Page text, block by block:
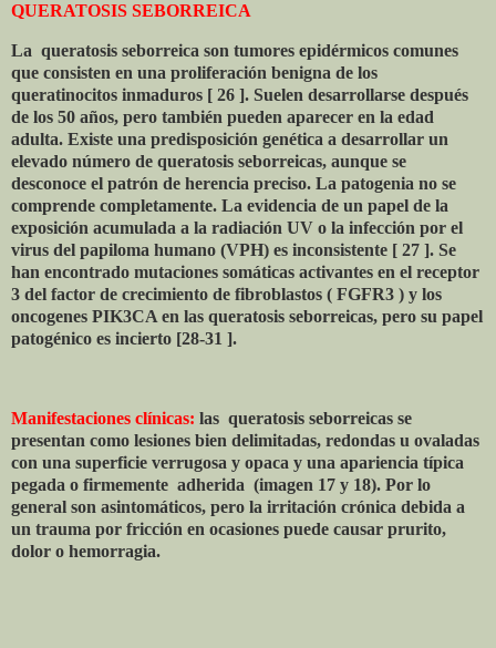
QUERATOSIS SEBORREICA
La queratosis seborreica son tumores epidérmicos comunes
que consisten en una proliferación benigna de los
queratinocitos inmaduros [ 26 ]. Suelen desarrollarse después
de los 50 años, pero también pueden aparecer en la edad
adulta. Existe una predisposición genética a desarrollar un
elevado número de queratosis seborreicas, aunque se
desconoce el patrón de herencia preciso. La patogenia no se
comprende completamente. La evidencia de un papel de la
exposición acumulada a la radiación UV o la infección por el
virus del papiloma humano (VPH) es inconsistente [ 27 ]. Se
han encontrado mutaciones somáticas activantes en el receptor
3 del factor de crecimiento de fibroblastos ( FGFR3 ) y los
oncogenes PIK3CA en las queratosis seborreicas, pero su papel
patogénico es incierto [28-31 ].
Manifestaciones clínicas: las queratosis seborreicas se
presentan como lesiones bien delimitadas, redondas u ovaladas
con una superficie verrugosa y opaca y una apariencia típica
pegada o firmemente adherida (imagen 17 y 18). Por lo
general son asintomáticos, pero la irritación crónica debida a
un trauma por fricción en ocasiones puede causar prurito,
dolor o hemorragia.